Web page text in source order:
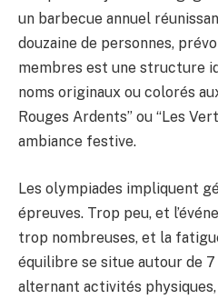
un barbecue annuel
douzaine de personnes,
membres est une structure
noms originaux ou colorés
Rouges Ardents” ou “Les
ambiance festive.
Les olympiades impliquent
épreuves. Trop peu, et
trop nombreuses, et la
équilibre se situe autour de 7
alternant activités